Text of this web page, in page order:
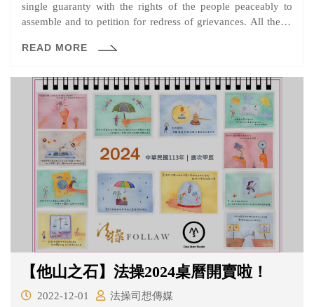
single guaranty with the rights of the people peaceably to
assemble and to petition for redress of grievances. All these,
的Thomas v. Collins案判決書中，拉特利奇大法官所提出最
READ MORE
【他山之石】法操2024桌曆開賣啦！
2022-12-01 法操司想傳媒